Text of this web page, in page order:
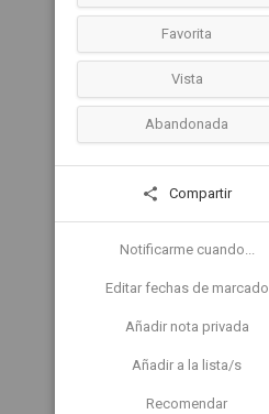
Favorita
Vista
Abandonada
Compartir
Notificarme cuando...
Editar fechas de marcado
Añadir nota privada
Añadir a la lista/s
Recomendar